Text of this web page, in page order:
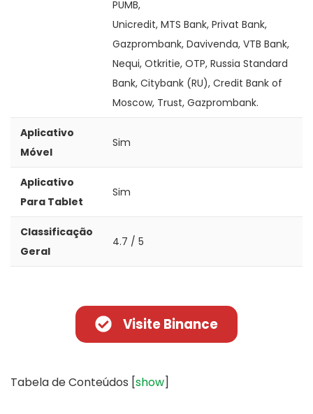
PUMB,
Unicredit, MTS Bank, Privat Bank,
Gazprombank, Davivenda, VTB Bank,
Nequi, Otkritie, OTP, Russia Standard
Bank, Citybank (RU), Credit Bank of
Moscow, Trust, Gazprombank.
Aplicativo
Móvel
Sim
Aplicativo
Para Tablet
Sim
Classificação
Geral
4.7 / 5
Visite Binance
Tabela de Conteúdos [show]